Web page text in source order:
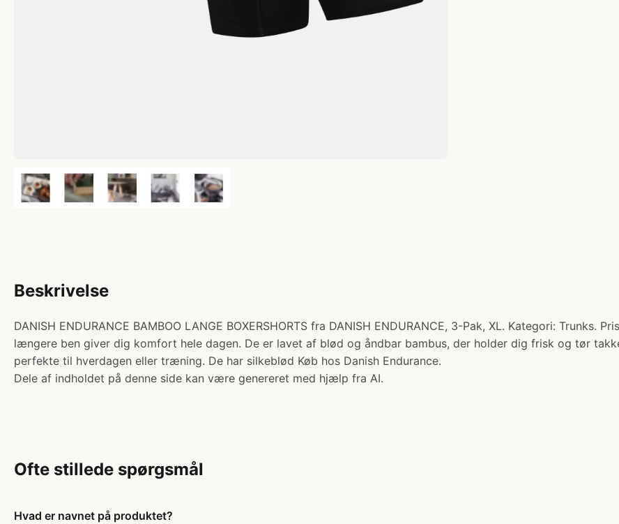
Beskrivelse
DANISH ENDURANCE BAMBOO LANGE BOXERSHORTS fra DANISH ENDURANCE, 3-Pak, XL. Kategori: Trunks.
længere ben giver dig komfort hele dagen. De er lavet af blød og åndbar bambus, der holder dig frisk og tør
perfekte til hverdagen eller træning. De har silkeblød Køb hos Danish Endurance.
Dele af indholdet på denne side kan være genereret med hjælp fra AI.
Ofte stillede spørgsmål
Hvad er navnet på produktet?